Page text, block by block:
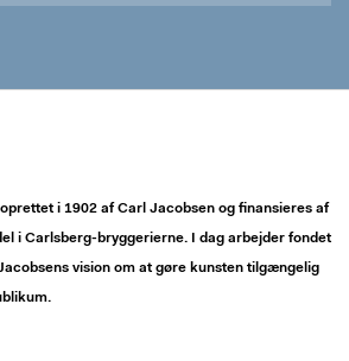
i 1902 af Carl Jacobsen og finansieres af
i Carlsberg-bryggerierne. I dag arbejder fondet
vision om at gøre kunsten tilgængelig